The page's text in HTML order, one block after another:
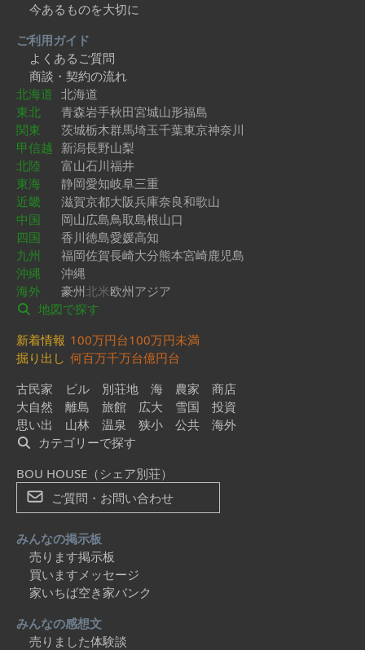
今あるものを大切に
ご利用ガイド
よくあるご質問
商談・契約の流れ
北海道 北海道
東北
青森岩手秋田宮城山形福島
関東
茨城栃木群馬埼玉千葉東京神奈川
甲信越 新潟長野山梨
北陸
富山石川福井
東海
静岡愛知岐阜三重
近畿
滋賀京都大阪兵庫奈良和歌山
中国
岡山広島鳥取島根山口
四国
香川徳島愛媛高知
九州
福岡佐賀長崎大分熊本宮崎鹿児島
沖縄
沖縄
海外
豪州北米欧州アジア
地図で探す
新着情報 100万円台100万円未満
掘り出し 何百万千万台億円台
古民家
ビル 別荘地 海 農家
商店
大自然
離島 旅館 広大 雪国
投資
思い出
山林 温泉 狭小 公共
海外
カテゴリーで探す
BOU HOUSE（シェア別荘）
ご質問・お問い合わせ
みんなの掲示板
売ります掲示板
買いますメッセージ
家いちば空き家バンク
みんなの感想文
売りました体験談